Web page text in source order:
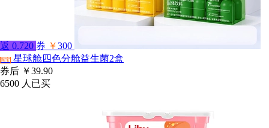
返 0.720 券 ￥300
淘宝 星球舱四色分舱益生菌2盒
券后 ￥39.90
6500 人已买